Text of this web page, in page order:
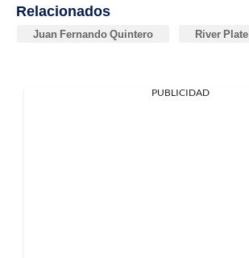
Relacionados
Juan Fernando Quintero River Plate
PUBLICIDAD